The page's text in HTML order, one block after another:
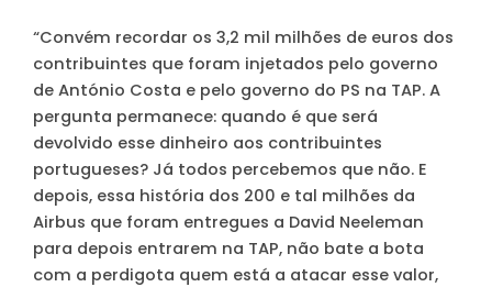
“Convém recordar os 3,2 mil milhões de euros dos
contribuintes que foram injetados pelo governo
de António Costa e pelo governo do PS na TAP. A
pergunta permanece: quando é que será
devolvido esse dinheiro aos contribuintes
portugueses? Já todos percebemos que não. E
depois, essa história dos 200 e tal milhões da
Airbus que foram entregues a David Neeleman
para depois entrarem na TAP, não bate a bota
com a perdigota quem está a atacar esse valor,